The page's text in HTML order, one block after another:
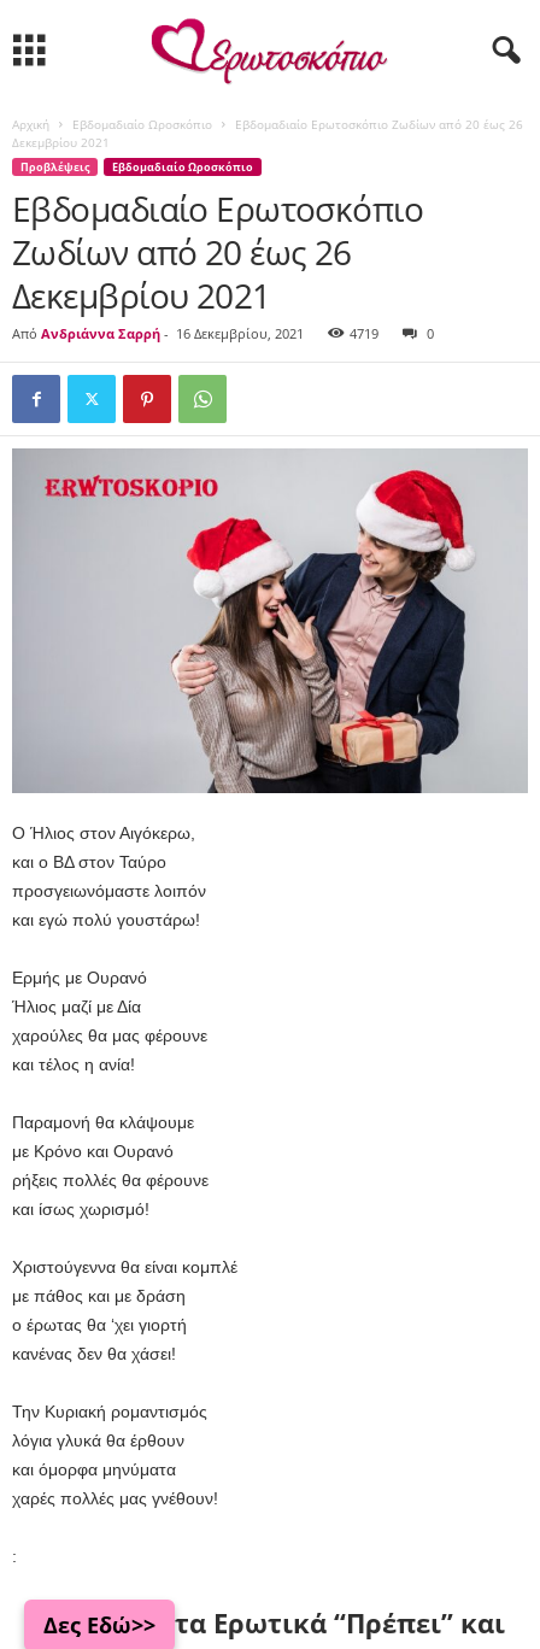
Αρχική Εβδομαδιαίο Ωροσκόπιο
Εβδομαδιαίο Ερωτοσκόπιο Ζωδίων από 20 έως 26
Δεκεμβρίου 2021
Προβλέψεις Εβδομαδιαίο Ωροσκόπιο
Εβδομαδιαίο Ερωτοσκόπιο
Ζωδίων από 20 έως 26
Δεκεμβρίου 2021
Από Ανδριάννα Σαρρή - 16 Δεκεμβρίου, 2021 4719 0
Ο Ήλιος στον Αιγόκερω,
και ο ΒΔ στον Ταύρο
προσγειωνόμαστε λοιπόν
και εγώ πολύ γουστάρω!
Ερμής με Ουρανό
Ήλιος μαζί με Δία
χαρούλες θα μας φέρουνε
και τέλος η ανία!
Παραμονή θα κλάψουμε
με Κρόνο και Ουρανό
ρήξεις πολλές θα φέρουνε
και ίσως χωρισμό!
Χριστούγεννα θα είναι κομπλέ
με πάθος και με δράση
ο έρωτας θα ‘χει γιορτή
κανένας δεν θα χάσει!
Την Κυριακή ρομαντισμός
λόγια γλυκά θα έρθουν
και όμορφα μηνύματα
χαρές πολλές μας γνέθουν!
:
Δες Εδώ>>
τα Ερωτικά “Πρέπει” και